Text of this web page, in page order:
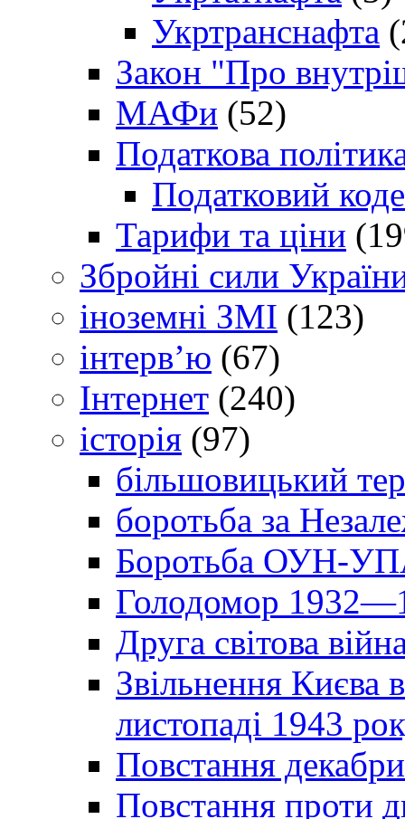
Укртранснафта
Закон "Про
МАФи (52)
Податкова
Податковий
Тарифи та ціни
Збройні сили
іноземні ЗМІ (123)
інтерв’ю (67)
Інтернет (240)
історія (97)
більшовицький
боротьба за
Боротьба ОУН-УПА
Голодомор
Друга світова
Звільнення Києва
листопаді 1943
Повстання
Повстання проти